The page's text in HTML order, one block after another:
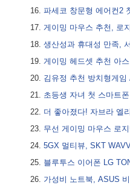
파세코 창문형 에어컨2
게이밍 마우스 추천, 로
생산성과 휴대성 만족,
게이밍 헤드셋 추천 아
김유정 추천 방치형게
초등생 자녀 첫 스마트
더 좋아졌다! 자브라 엘
무선 게이밍 마우스 로
5GX 멀티뷰, SKT
블루투스 이어폰 LG
가성비 노트북, ASUS